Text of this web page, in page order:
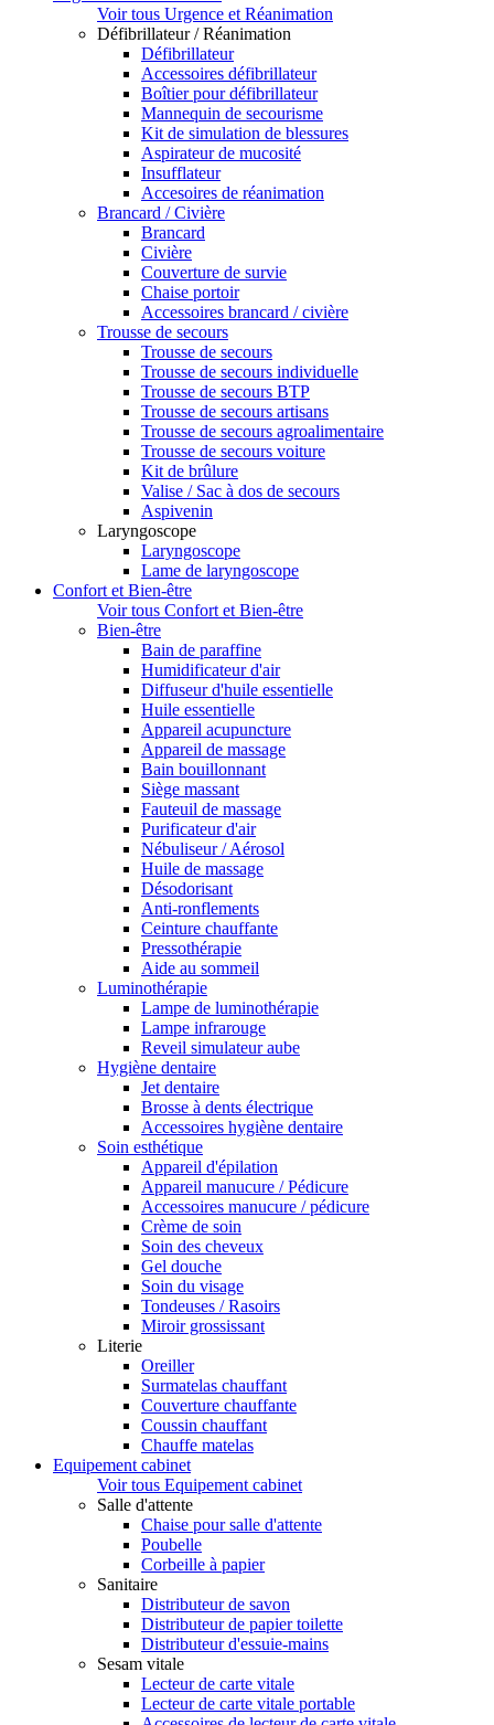
Voir tous Urgence et Réanimation
Défibrillateur / Réanimation
Défibrillateur
Accessoires défibrillateur
Boîtier pour défibrillateur
Mannequin de secourisme
Kit de simulation de blessures
Aspirateur de mucosité
Insufflateur
Accesoires de réanimation
Brancard / Civière
Brancard
Civière
Couverture de survie
Chaise portoir
Accessoires brancard / civière
Trousse de secours
Trousse de secours
Trousse de secours individuelle
Trousse de secours BTP
Trousse de secours artisans
Trousse de secours agroalimentaire
Trousse de secours voiture
Kit de brûlure
Valise / Sac à dos de secours
Aspivenin
Laryngoscope
Laryngoscope
Lame de laryngoscope
Confort et Bien-être
Voir tous Confort et Bien-être
Bien-être
Bain de paraffine
Humidificateur d'air
Diffuseur d'huile essentielle
Huile essentielle
Appareil acupuncture
Appareil de massage
Bain bouillonnant
Siège massant
Fauteuil de massage
Purificateur d'air
Nébuliseur / Aérosol
Huile de massage
Désodorisant
Anti-ronflements
Ceinture chauffante
Pressothérapie
Aide au sommeil
Luminothérapie
Lampe de luminothérapie
Lampe infrarouge
Reveil simulateur aube
Hygiène dentaire
Jet dentaire
Brosse à dents électrique
Accessoires hygiène dentaire
Soin esthétique
Appareil d'épilation
Appareil manucure / Pédicure
Accessoires manucure / pédicure
Crème de soin
Soin des cheveux
Gel douche
Soin du visage
Tondeuses / Rasoirs
Miroir grossissant
Literie
Oreiller
Surmatelas chauffant
Couverture chauffante
Coussin chauffant
Chauffe matelas
Equipement cabinet
Voir tous Equipement cabinet
Salle d'attente
Chaise pour salle d'attente
Poubelle
Corbeille à papier
Sanitaire
Distributeur de savon
Distributeur de papier toilette
Distributeur d'essuie-mains
Sesam vitale
Lecteur de carte vitale
Lecteur de carte vitale portable